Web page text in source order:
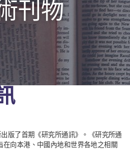
刊物
版了首期《研究所通訊》。《研究所通
在向本港、中國內地和世界各地之相關